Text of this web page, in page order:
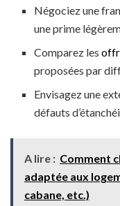
Négociez une
une prime
Comparez les
proposées par
Envisagez une
défauts
A lire : Comment
adaptée aux
cabane, etc.)